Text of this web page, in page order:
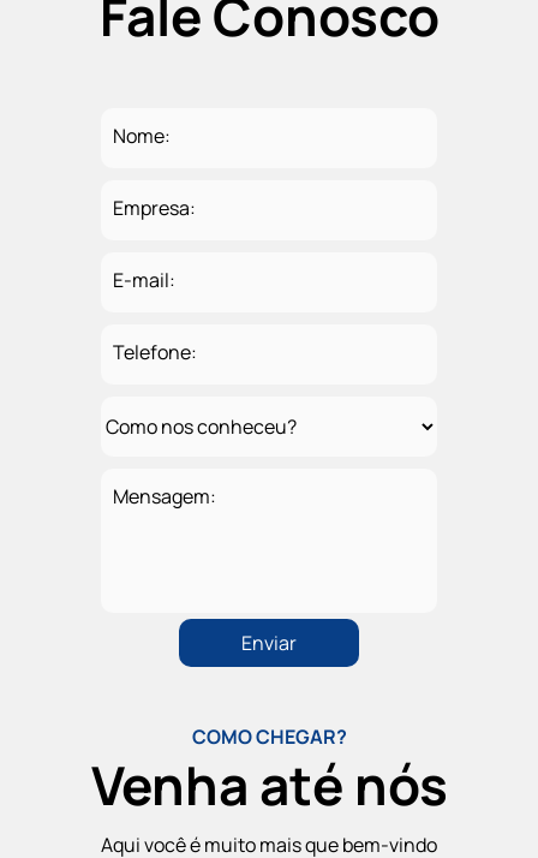
Fale Conosco
Nome:
Empresa:
E-mail:
Telefone:
Mensagem:
COMO CHEGAR?
Venha até nós
Aqui você é muito mais que bem-vindo